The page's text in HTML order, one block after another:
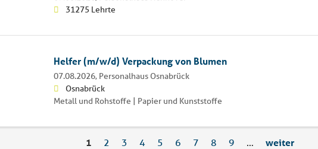
31275 Lehrte
Helfer (m/w/d) Verpackung von Blumen
07.08.2026, Personalhaus Osnabrück
Osnabrück
Metall und Rohstoffe | Papier und Kunststoffe
1 2 3 4 5 6 7 8 9 … weiter